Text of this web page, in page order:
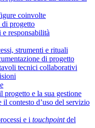
coinvolte
progetto
responsabilità
strumenti e rituali
di progetto
tecnici collaborativi
progetto e la sua gestione
il contesto d’uso del servizio
e i touchpointdel